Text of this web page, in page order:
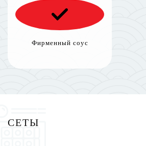
Фирменный соус
СЕТЫ